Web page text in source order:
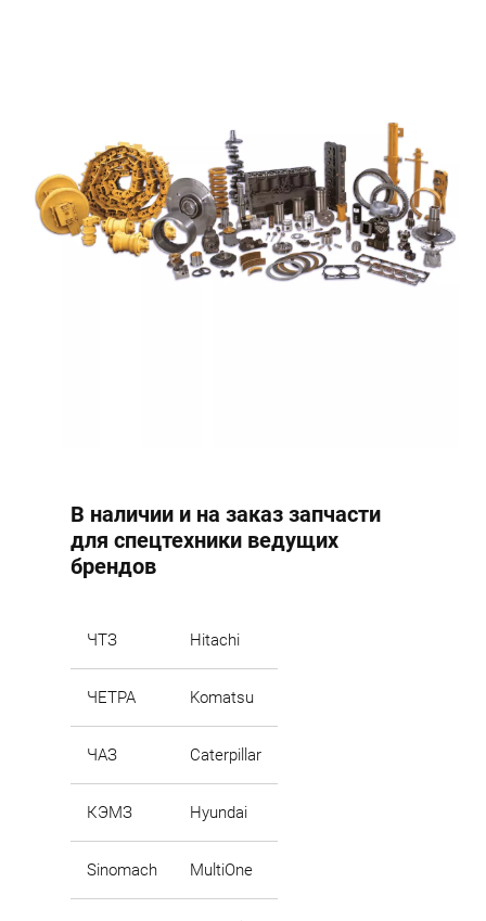
В наличии и на заказ запчасти
для спецтехники ведущих
брендов
ЧТЗ Hitachi
ЧЕТРА Komatsu
ЧАЗ Caterpillar
КЭМЗ Hyundai
Sinomach MultiOne